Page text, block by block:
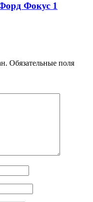
Фокус 1
Обязательные поля